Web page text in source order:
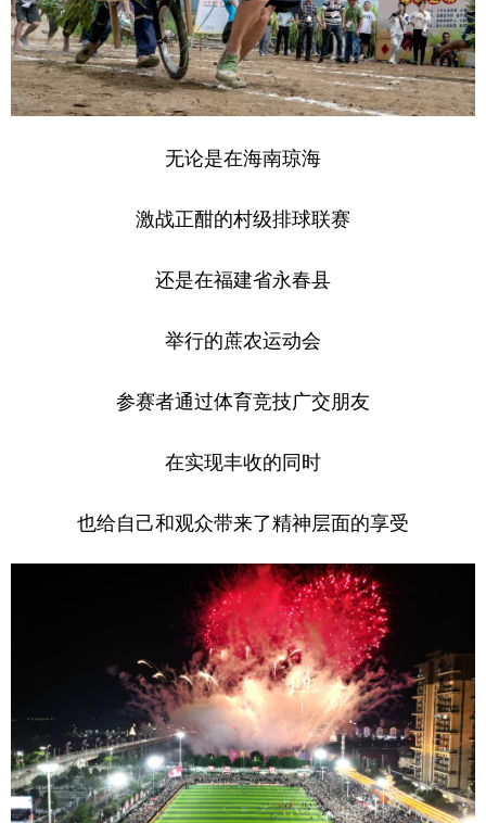
无论是在海南琼海
激战正酣的村级排球联赛
还是在福建省永春县
举行的蔗农运动会
参赛者通过体育竞技广交朋友
在实现丰收的同时
也给自己和观众带来了精神层面的享受